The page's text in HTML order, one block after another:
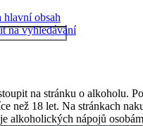
hlavní obsah
na vyhledávání
na stránku o alkoholu.
než 18 let. Na stránkach
alkoholických nápojů